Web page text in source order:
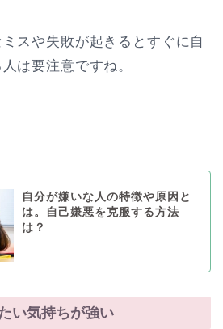
スや失敗が起きるとすぐに自
は要注意ですね。
自分が嫌いな人の特徴や原因と
は。自己嫌悪を克服する方法
は？
い気持ちが強い